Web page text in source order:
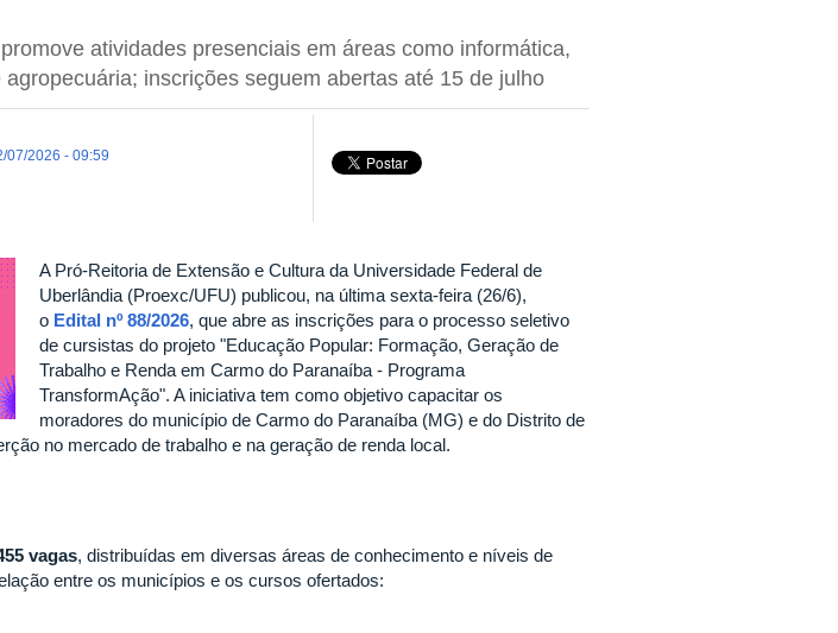
promove atividades presenciais em áreas como informática,
inscrições seguem abertas até 15 de julho
07/2026 - 09:59
A Pró-Reitoria de Extensão e Cultura da Universidade Federal de
Uberlândia (Proexc/UFU) publicou, na última sexta-feira (26/6),
o Edital nº 88/2026, que abre as inscrições para o processo seletivo
de cursistas do projeto "Educação Popular: Formação, Geração de
Trabalho e Renda em Carmo do Paranaíba - Programa
TransformAção". A iniciativa tem como objetivo capacitar os
moradores do município de Carmo do Paranaíba (MG) e do Distrito de
no mercado de trabalho e na geração de renda local.
vagas, distribuídas em diversas áreas de conhecimento e níveis de
entre os municípios e os cursos ofertados: